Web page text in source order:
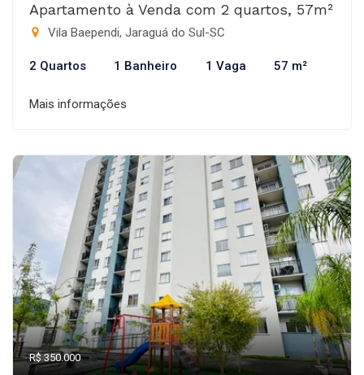
Apartamento à Venda com 2 quartos, 57m²
Vila Baependi, Jaraguá do Sul-SC
2 Quartos 1 Banheiro 1 Vaga 57 m²
Mais informações
R$ 350.000